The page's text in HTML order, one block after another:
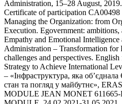
Administration, 15–28 August, 2019.
Certificate of participation CA00498
Managing the Organization: from
Execution. Egovernment: ambitions,
Empathy and Emotional
Administration – Transformation for
challenges and perspectives.
Strategy to Achieve International
– «Інфраструктура, яка
стан та погляд у майбутнє»,
MODULE JEAN MONET 611665-